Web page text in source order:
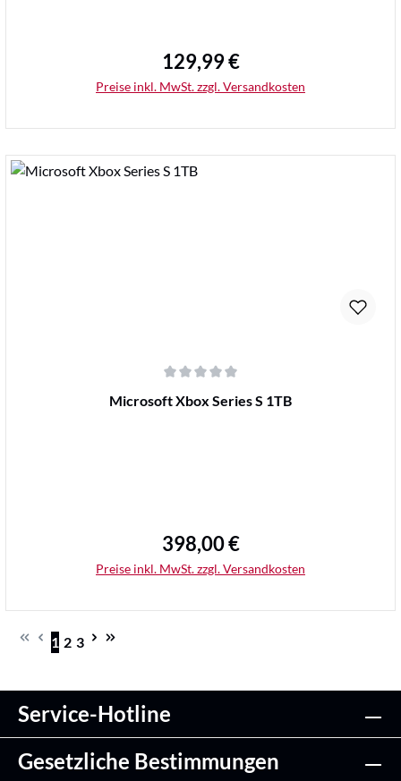
Regulärer Preis:
129,99 €
Preise inkl. MwSt. zzgl. Versandkosten
Durchschnittliche Bewertung von 0 von 5 Sternen
Microsoft Xbox Series S 1TB
Regulärer Preis:
398,00 €
Preise inkl. MwSt. zzgl. Versandkosten
Details
Seite
1
Seite
2
Seite
3
Service-Hotline
Gesetzliche Bestimmungen